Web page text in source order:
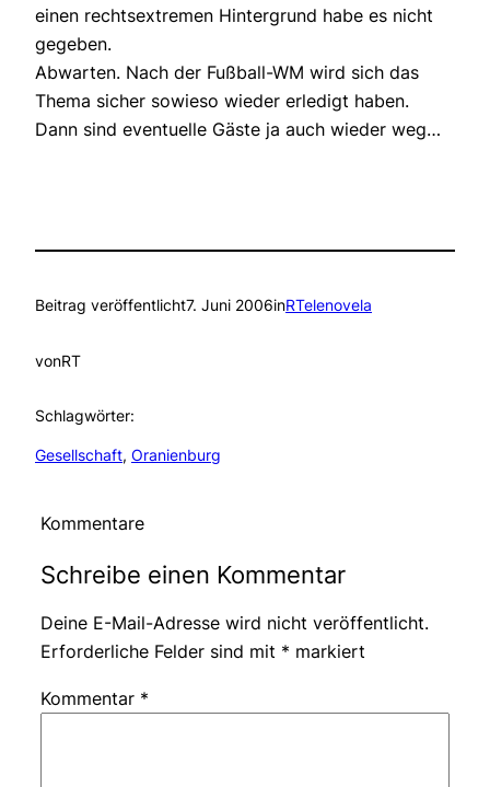
einen rechtsextremen Hintergrund habe es nicht
gegeben.
Abwarten. Nach der Fußball-WM wird sich das
Thema sicher sowieso wieder erledigt haben.
Dann sind eventuelle Gäste ja auch wieder weg…
Beitrag veröffentlicht7. Juni 2006inRTelenovela
vonRT
Schlagwörter:
Gesellschaft, Oranienburg
Kommentare
Schreibe einen Kommentar
Deine E-Mail-Adresse wird nicht veröffentlicht.
Erforderliche Felder sind mit * markiert
Kommentar *